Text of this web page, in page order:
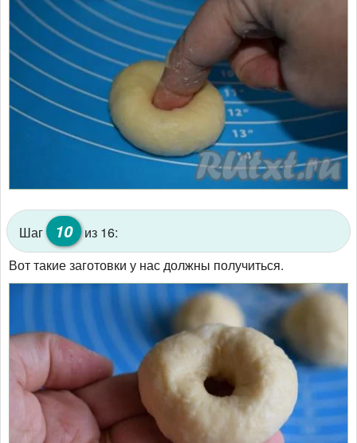
Шаг 10 из 16:
Вот такие заготовки у нас должны получиться.